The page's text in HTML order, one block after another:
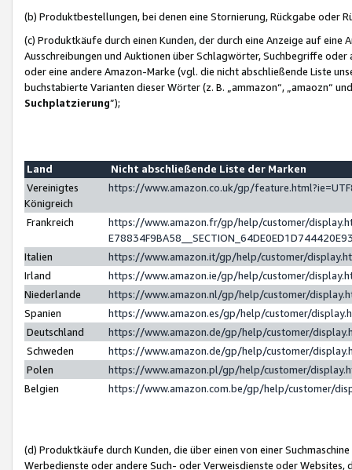
(b) Produktbestellungen, bei denen eine Stornierung, Rückgabe oder
(c) Produktkäufe durch einen Kunden, der durch eine Anzeige auf
Ausschreibungen und Auktionen über Schlagwörter, Suchbegriffe
oder eine andere Amazon-Marke (vgl. die nicht abschließende Liste
buchstabierte Varianten dieser Wörter (z. B. „ammazon“, „amaozn“
Suchplatzierung”);
Land
Nicht abschließende Liste der Marken
Vereinigtes
Königreich
https://www.amazon.co.uk/gp/
Frankreich
https://www.amazon.fr/gp/help/customer/
Italien
https://www.amazon.it/gp/help/customer/
Irland
https://www.amazon.ie/gp/help/customer/
Niederlande
https://www.amazon.nl/gp/help/customer/
Spanien
https://www.amazon.es/gp/help/customer/
Deutschland
https://www.amazon.de/gp/help/customer/
Schweden
https://www.amazon.de/gp/help/customer/
Polen
https://www.amazon.pl/gp/help/customer/
Belgien
https://www.amazon.com.be/gp/help/customer/
(d) Produktkäufe durch Kunden, die über einen von einer
Werbedienste oder andere Such- oder Verweisdienste oder Websites,